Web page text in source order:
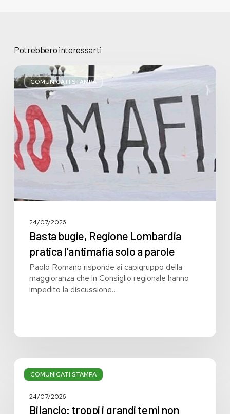
Potrebbero interessarti
COMUNICATI STAMPA
Basta
bugie,
Regione
Lombardia
pratica
l’antimafia
solo
a
parole
24/07/2026
Basta bugie, Regione Lombardia
pratica l’antimafia solo a parole
Paolo Romano risponde ai capigruppo della
maggioranza che in Consiglio regionale hanno
impedito la discussione…
COMUNICATI STAMPA
Bilancio:
troppi
grandi24/07/2026
Bilancio: troppi i grandi temi non